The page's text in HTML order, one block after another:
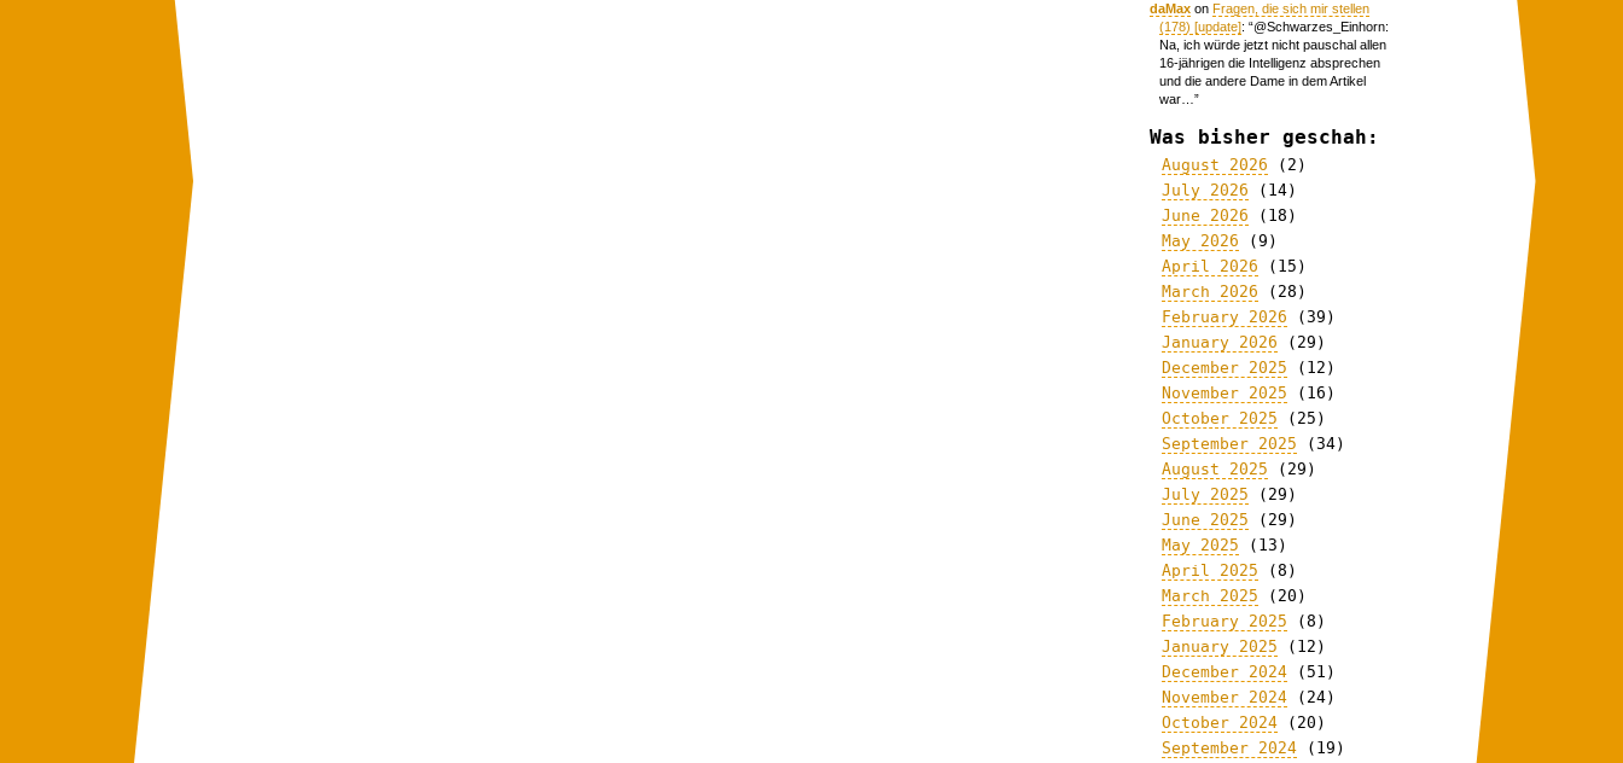
daMax onFragen, die sich mir stellen
(178) [update]: “@Schwarzes_Einhorn:
Na, ich würde jetzt nicht pauschal allen
16-jährigen die Intelligenz absprechen
und die andere Dame in dem Artikel
war… ”
Was bisher geschah:
August 2026 (2)
July 2026 (14)
June 2026 (18)
May 2026 (9)
April 2026 (15)
March 2026 (28)
February 2026 (39)
January 2026 (29)
December 2025 (12)
November 2025 (16)
October 2025 (25)
September 2025 (34)
August 2025 (29)
July 2025 (29)
June 2025 (29)
May 2025 (13)
April 2025 (8)
March 2025 (20)
February 2025 (8)
January 2025 (12)
December 2024 (51)
November 2024 (24)
October 2024 (20)
September 2024 (19)